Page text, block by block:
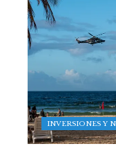
INVERSIONES Y